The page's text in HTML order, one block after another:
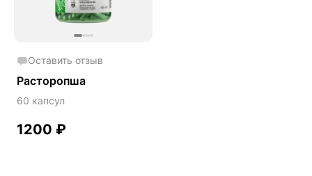
Premium
Solution
Антипаразит
Антистресс
Оставить отзыв
Расторопша
60 капсул
1200 ₽